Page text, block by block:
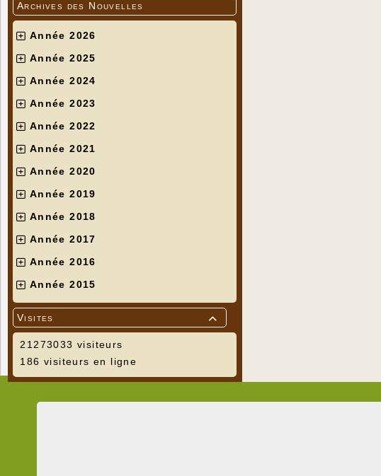
Archives des Nouvelles
Année 2026
Année 2025
Année 2024
Année 2023
Année 2022
Année 2021
Année 2020
Année 2019
Année 2018
Année 2017
Année 2016
Année 2015

Visites
21273033 visiteurs
186 visiteurs en ligne